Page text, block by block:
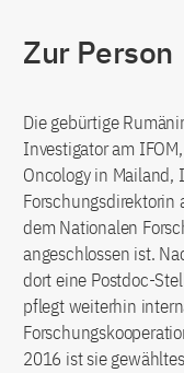
Zur Person
Die gebürtige
Investigator am
Oncology in
dem Nationalen
angeschlossen ist.
dort eine Postdoc-
pflegt weiterhin
2016 ist sie